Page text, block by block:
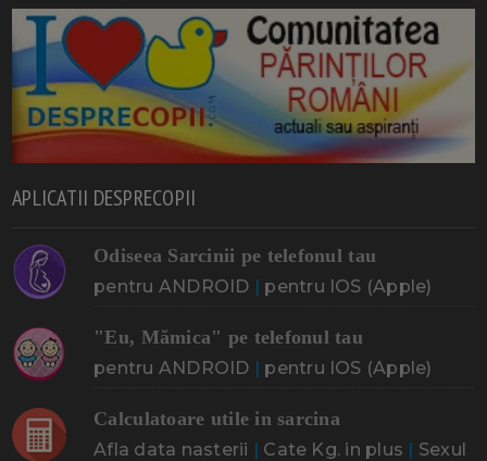
APLICATII DESPRECOPII
Odiseea Sarcinii pe telefonul tau
pentru ANDROID | pentru IOS (Apple)
"Eu, Mămica" pe telefonul tau
pentru ANDROID | pentru IOS (Apple)
Calculatoare utile in sarcina
Afla data nasterii | Cate Kg. in plus | Sexul